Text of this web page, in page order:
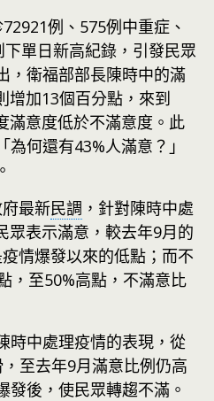
例、575例中重症、
單日新高紀錄，引發民眾
，衛福部部長陳時中的滿
增加13個百分點，來到
滿意度低於不滿意度。此
何還有43%人滿意？」
府最新民調 ，針對陳時中處
眾表示滿意，較去年9月的
情爆發以來的低點；而不
，至50%高點，不滿意比
時中處理疫情的表現，從
至去年9月滿意比例仍高
發後，使民眾轉趨不滿。